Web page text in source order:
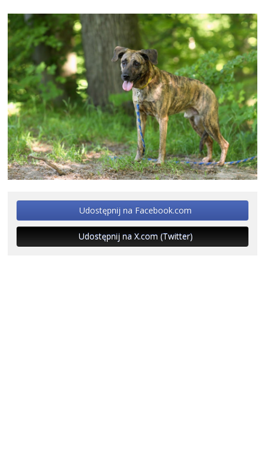
Udostępnij na Facebook.com
Udostępnij na X.com (Twitter)